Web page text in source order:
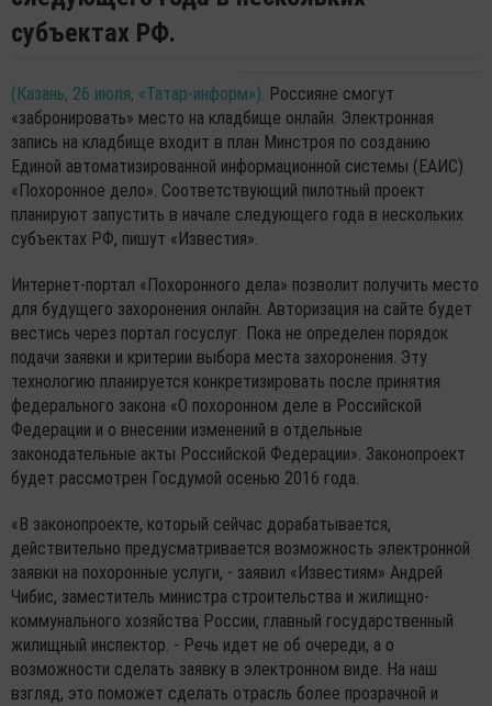
субъектах РФ.
(Казань, 26 июля, «Татар-информ»). Россияне смогут
«забронировать» место на кладбище онлайн. Электронная
запись на кладбище входит в план Минстроя по созданию
Единой автоматизированной информационной системы (ЕАИС)
«Похоронное дело». Соответствующий пилотный проект
планируют запустить в начале следующего года в нескольких
субъектах РФ, пишут «Известия».
Интернет-портал «Похоронного дела» позволит получить место
для будущего захоронения онлайн. Авторизация на сайте будет
вестись через портал госуслуг. Пока не определен порядок
подачи заявки и критерии выбора места захоронения. Эту
технологию планируется конкретизировать после принятия
федерального закона «О похоронном деле в Российской
Федерации и о внесении изменений в отдельные
законодательные акты Российской Федерации». Законопроект
будет рассмотрен Госдумой осенью 2016 года.
«В законопроекте, который сейчас дорабатывается,
действительно предусматривается возможность электронной
заявки на похоронные услуги, - заявил «Известиям» Андрей
Чибис, заместитель министра строительства и жилищно-
коммунального хозяйства России, главный государственный
жилищный инспектор. - Речь идет не об очереди, а о
возможности сделать заявку в электронном виде. На наш
взгляд, это поможет сделать отрасль более прозрачной и